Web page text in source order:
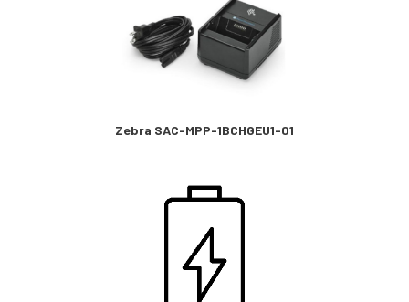
Zebra SAC-MPP-1BCHGEU1-01